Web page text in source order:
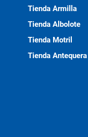
Tienda Armilla
Tienda Albolote
Tienda Motril
Tienda Antequera